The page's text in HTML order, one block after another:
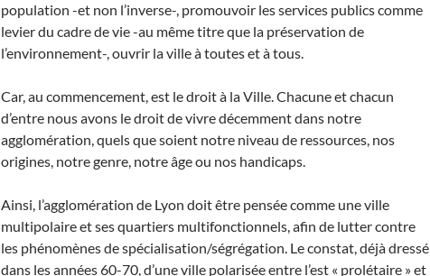
population -et non l’inverse-, promouvoir les services publics comme
levier du cadre de vie -au même titre que la préservation de
l’environnement-, ouvrir la ville à toutes et à tous.
Car, au commencement, est le droit à la Ville. Chacune et chacun
d’entre nous avons le droit de vivre décemment dans notre
agglomération, quels que soient notre niveau de ressources, nos
origines, notre genre, notre âge ou nos handicaps.
Ainsi, l’agglomération de Lyon doit être pensée comme une ville
multipolaire et ses quartiers multifonctionnels, afin de lutter contre
les phénomènes de spécialisation/ségrégation. Le constat, déjà dressé
dans les années 60-70, d’une ville polarisée entre l’est « prolétaire » et